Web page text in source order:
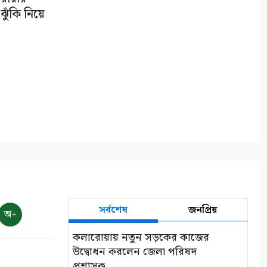
নিয়ে
অ+ সর্বশেষ জনপ্রিয়
কলারোয়ায় নতুন সড়কের কাজের
উদ্বোধন করলেন জেলা পরিষদ